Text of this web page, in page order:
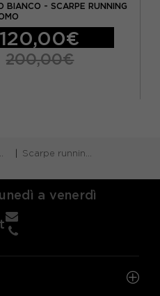
BIANCO - SCARPE RUNNING
120,00€
200,00€
Scarpe running stabili
a venerdì